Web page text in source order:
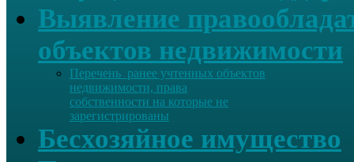
Выявление
объектов недвижимости
Перечень ранее учтенных объектов
недвижимости, права
собственности на которые не
зарегистрированы
Бесхозяйное имущество